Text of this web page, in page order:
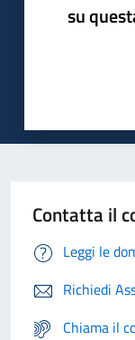
su
Contatta il
Leggi le
Richiedi
Chiama il